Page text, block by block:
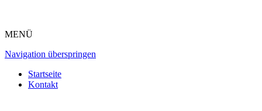
MENÜ
Navigation überspringen
Startseite
Kontakt